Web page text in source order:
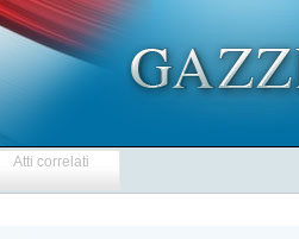
Atti correlati